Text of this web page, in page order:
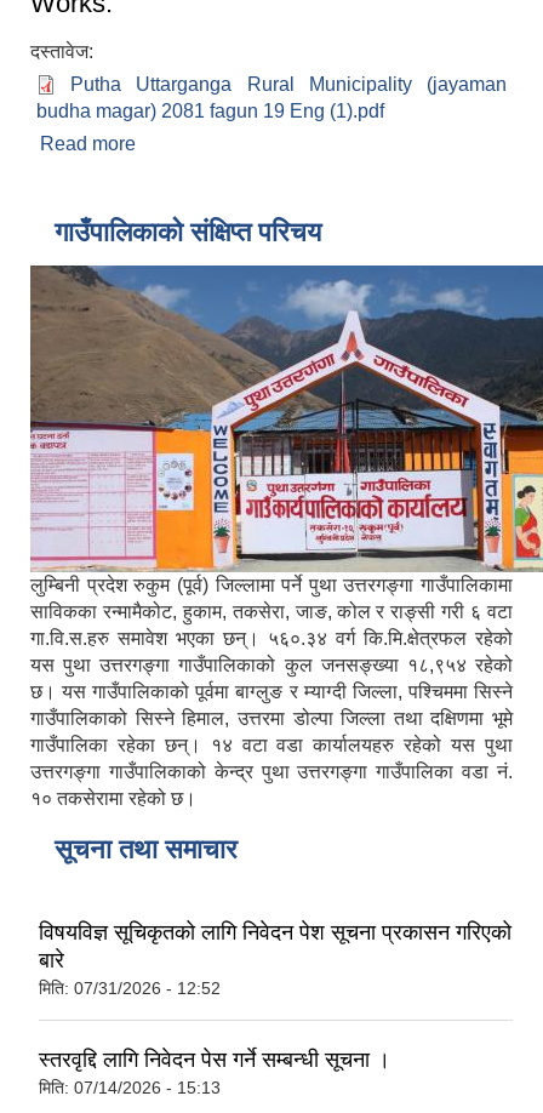
दस्तावेज:
Putha Uttarganga Rural Municipality (jayaman
budha magar) 2081 fagun 19 Eng (1).pdf
Read more
गाउँपालिकाको संक्षिप्त परिचय
लुम्बिनी प्रदेश रुकुम (पूर्व) जिल्लामा पर्ने पुथा उत्तरगङ्गा गाउँपालिकामा
साविकका रन्मामैकोट, हुकाम, तकसेरा, जाङ, कोल र राङ्सी गरी ६ वटा
गा.वि.स.हरु समावेश भएका छन्। ५६०.३४ वर्ग कि.मि.क्षेत्रफल रहेको
यस पुथा उत्तरगङ्गा गाउँपालिकाको कुल जनसङ्ख्या १८,९५४ रहेको
छ। यस गाउँपालिकाको पूर्वमा बाग्लुङ र म्याग्दी जिल्ला, पश्चिममा सिस्ने
गाउँपालिकाको सिस्ने हिमाल, उत्तरमा डोल्पा जिल्ला तथा दक्षिणमा भूमे
गाउँपालिका रहेका छन्। १४ वटा वडा कार्यालयहरु रहेको यस पुथा
उत्तरगङ्गा गाउँपालिकाको केन्द्र पुथा उत्तरगङ्गा गाउँपालिका वडा नं.
१० तकसेरामा रहेको छ।
सूचना तथा समाचार
विषयविज्ञ सूचिकृतको लागि निवेदन पेश सूचना प्रकासन गरिएको
बारे
मिति: 07/31/2026 - 12:52
स्तरवृद्दि लागि निवेदन पेस गर्ने सम्बन्धी सूचना ।
मिति: 07/14/2026 - 15:13